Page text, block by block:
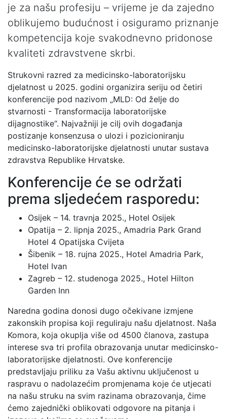
je za našu profesiju – vrijeme je da zajedno
oblikujemo budućnost i osiguramo priznanje
kompetencija koje svakodnevno pridonose
kvaliteti zdravstvene skrbi.
Strukovni razred za medicinsko-laboratorijsku
djelatnost u 2025. godini organizira seriju od četiri
konferencije pod nazivom „MLD: Od želje do
stvarnosti - Transformacija laboratorijske
dijagnostike“. Najvažniji je cilj ovih događanja
postizanje konsenzusa o ulozi i pozicioniranju
medicinsko-laboratorijske djelatnosti unutar sustava
zdravstva Republike Hrvatske.
Konferencije će se održati
prema sljedećem rasporedu:
Osijek – 14. travnja 2025., Hotel Osijek
Opatija – 2. lipnja 2025., Amadria Park Grand
Hotel 4 Opatijska Cvijeta
Šibenik – 18. rujna 2025., Hotel Amadria Park,
Hotel Ivan
Zagreb – 12. studenoga 2025., Hotel Hilton
Garden Inn
Naredna godina donosi dugo očekivane izmjene
zakonskih propisa koji reguliraju našu djelatnost. Naša
Komora, koja okuplja više od 4500 članova, zastupa
interese sva tri profila obrazovanja unutar medicinsko-
laboratorijske djelatnosti. Ove konferencije
predstavljaju priliku za Vašu aktivnu uključenost u
raspravu o nadolazećim promjenama koje će utjecati
na našu struku na svim razinama obrazovanja, čime
ćemo zajednički oblikovati odgovore na pitanja i